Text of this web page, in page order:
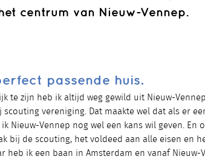
centrum van Nieuw-Vennep.
passende huis.
te zijn heb ik altijd weg gewild uit Nieuw-
scouting vereniging. Dat maakte wel dat als er
ik Nieuw-Vennep nog wel een kans wil geven. En
bij de scouting, het voldeed aan alle eisen en
heb ik een baan in Amsterdam en vanaf Nieuw-